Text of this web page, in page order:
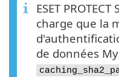
ESET
charge que la
de données